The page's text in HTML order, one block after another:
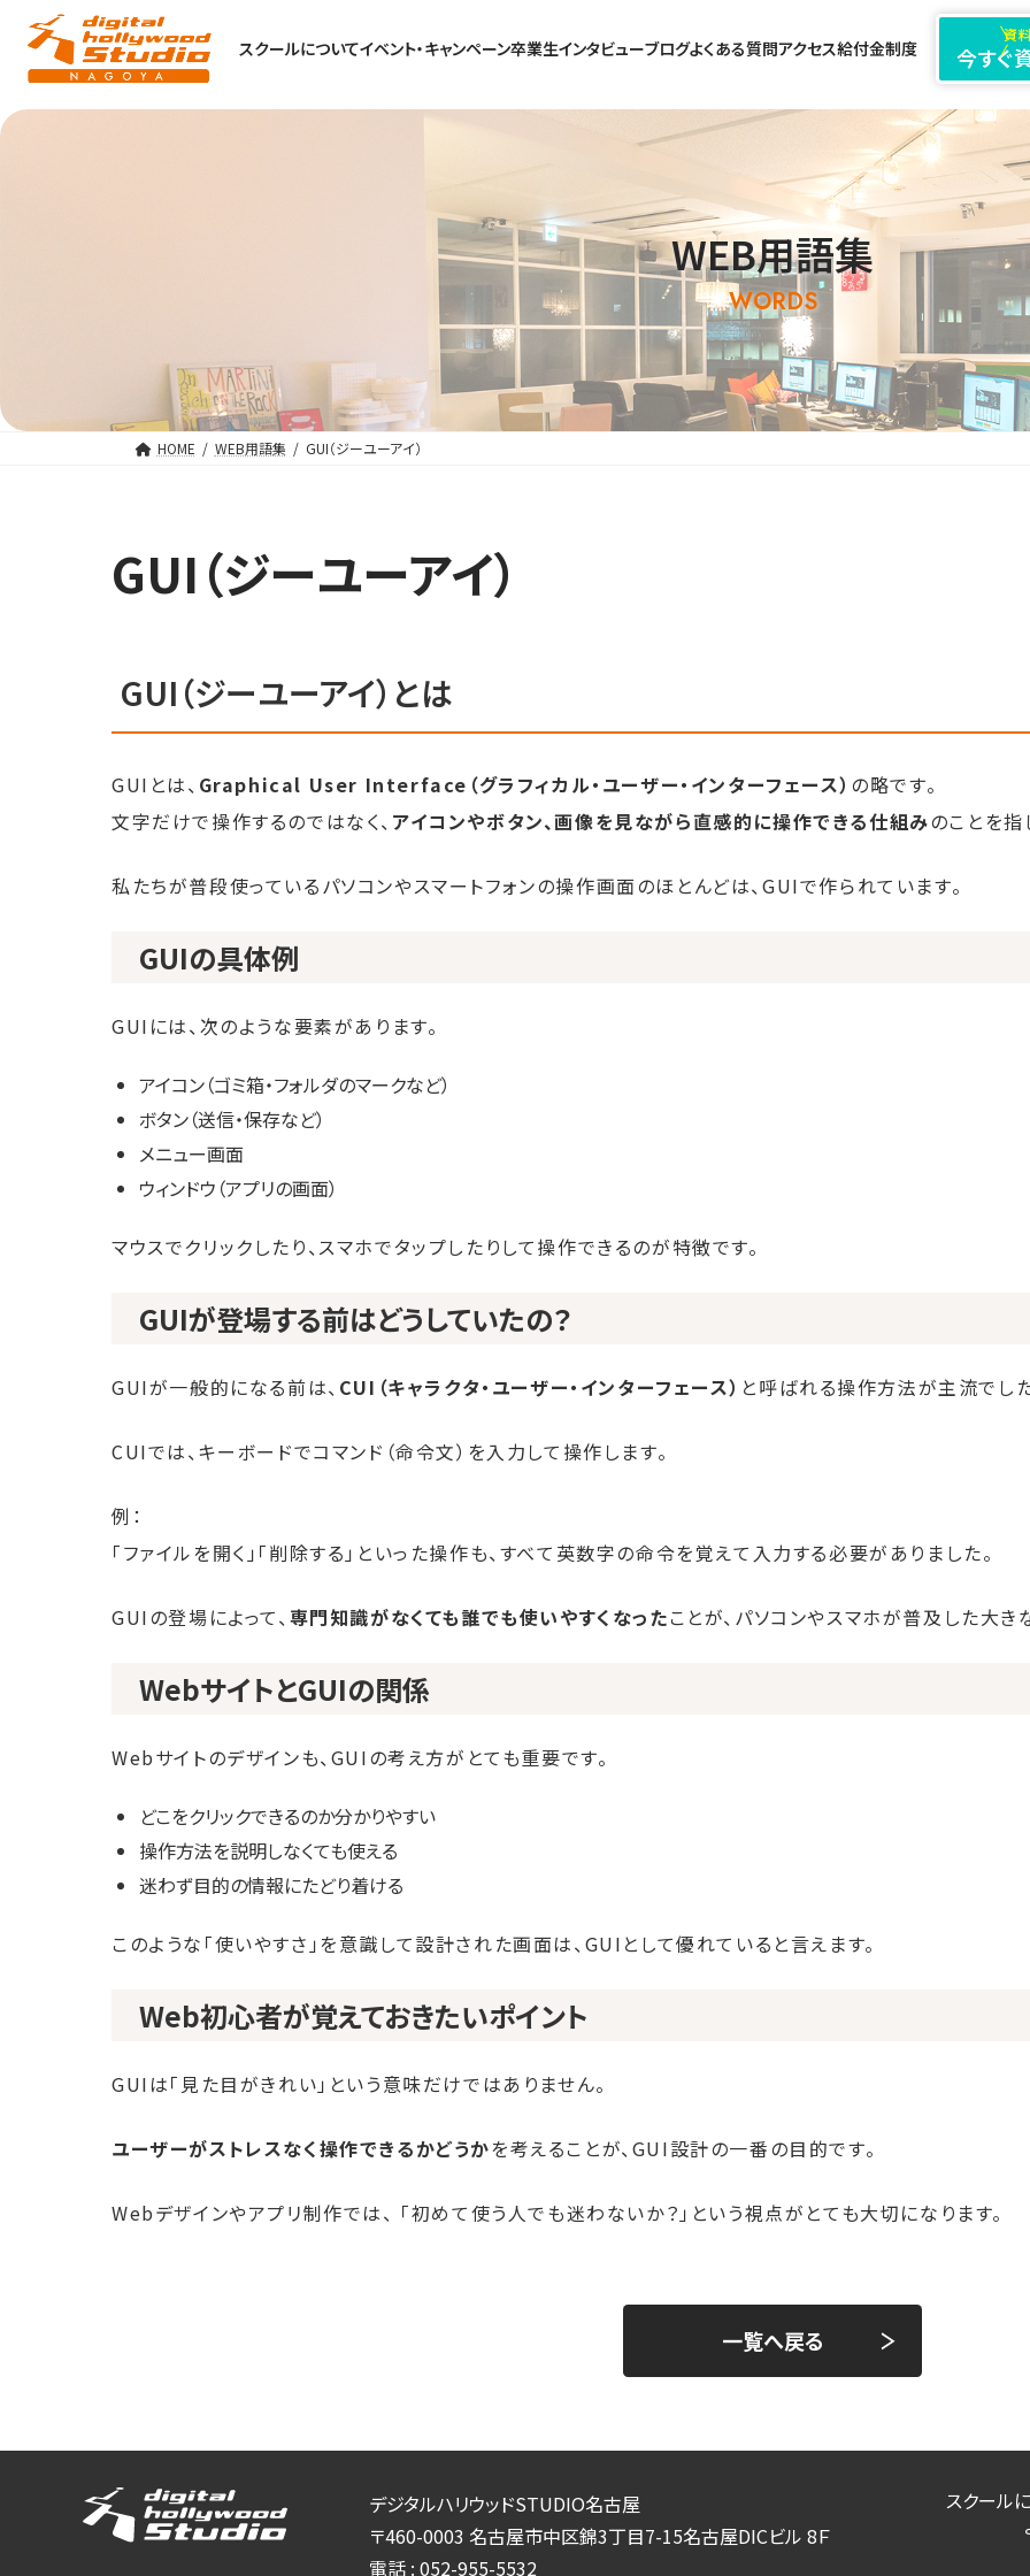
スクールについてイベント・キャンペーン卒業生インタビューブログよくある質問アクセス給付金制度
資
今すぐ
WEB用語集
WORDS
HOME WEB用語集 GUI（ジーユーアイ）
GUI（ジーユーアイ）
GUI（ジーユーアイ）とは
GUIとは、 Graphical User Interface（グラフィカル・ユーザー・インターフェース） の略です。
文字だけで操作するのではなく、 アイコンやボタン、画像を見ながら直感的に操作できる仕組みのことを指
私たちが普段使っているパソコンやスマートフォンの操作画面のほとんどは、GUIで作られています。
GUIの具体例
GUIには、次のような要素があります。
アイコン（ゴミ箱・フォルダのマークなど）
ボタン（送信・保存など）
メニュー画面
ウィンドウ（アプリの画面）
マウスでクリックしたり、スマホでタップしたりして操作できるのが特徴です。
GUIが登場する前はどうしていたの？
GUIが一般的になる前は、 CUI（キャラクタ・ユーザー・インターフェース） と呼ばれる操作方法が主流でし
CUIでは、キーボードでコマンド（命令文）を入力して操作します。
例：
「ファイルを開く」「削除する」といった操作も、すべて英数字の命令を覚えて入力する必要がありました。
GUIの登場によって、専門知識がなくても誰でも使いやすくなったことが、パソコンやスマホが普及した大き
WebサイトとGUIの関係
Webサイトのデザインも、GUIの考え方がとても重要です。
どこをクリックできるのか分かりやすい
操作方法を説明しなくても使える
迷わず目的の情報にたどり着ける
このような「使いやすさ」を意識して設計された画面は、GUIとして優れていると言えます。
Web初心者が覚えておきたいポイント
GUIは「見た目がきれい」という意味だけではありません。
ユーザーがストレスなく操作できるかどうかを考えることが、GUI設計の一番の目的です。
Webデザインやアプリ制作では、 「初めて使う人でも迷わないか？」という視点がとても大切になります。
一覧へ戻る
デジタルハリウッドSTUDIO名古屋
〒460-0003 名古屋市中区錦3丁目7-15名古屋DICビル 8Ｆ
電話 : 052-955-5532
スクール